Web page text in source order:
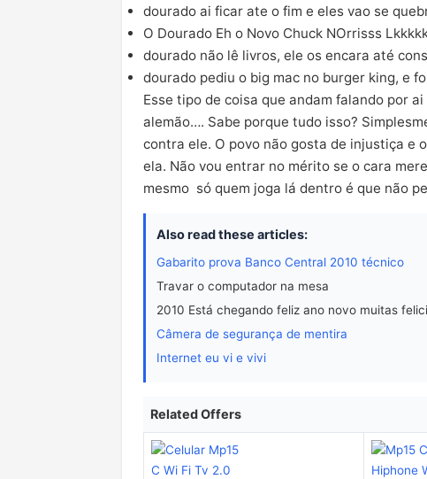
dourado ai ficar ate o fim e eles vao se
O Dourado Eh o Novo Chuck NOrrisss
dourado não lê livros, ele os encara até
dourado pediu o big mac no burger king, e
Esse tipo de coisa que andam falando por
alemão…. Sabe porque tudo isso?
contra ele. O povo não gosta de injustiça e
ela. Não vou entrar no mérito se o cara
mesmo só quem joga lá dentro é que não
Also read these articles:
Gabarito prova Banco Central 2010 técnico
Travar o computador na mesa
2010 Está chegando feliz ano novo muitas
Câmera de segurança de mentira
Internet eu vi e vivi
Related Offers